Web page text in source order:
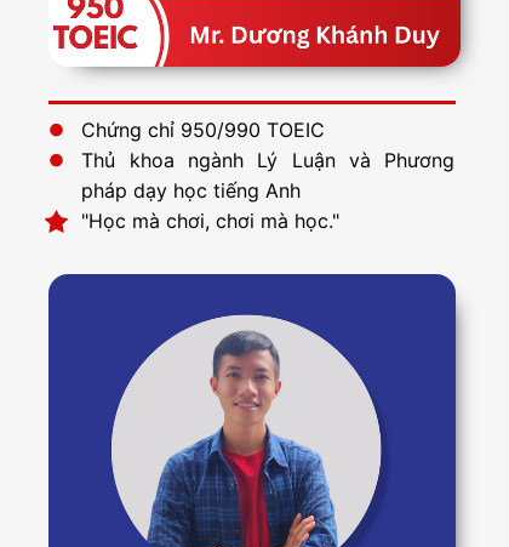
Chứng chỉ 950/990 TOEIC
Thủ khoa ngành Lý Luận và Phương
pháp dạy học tiếng Anh
"Học mà chơi, chơi mà học."